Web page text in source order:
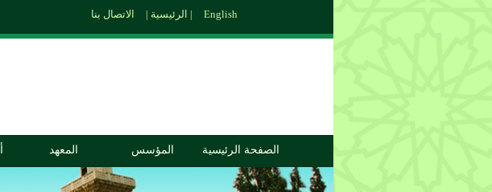
الرئيسية | الاتصال بنا | English
الصفحة الرئيسية المؤسس المعهد